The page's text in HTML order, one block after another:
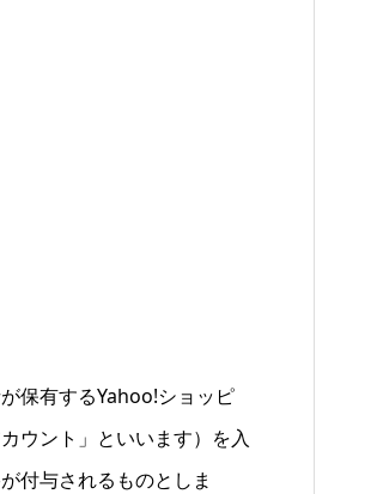
保有するYahoo!ショッピ
ウント」といいます）を入
付与されるものとしま